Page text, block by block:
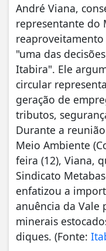
André Viana,
representante do
"uma das
Itabira". Ele
circular
geração de
tributos,
Durante a
Meio Ambiente
feira (12), Viana,
Sindicato
enfatizou a
anuência da Vale
minerais
diques. (Fonte: